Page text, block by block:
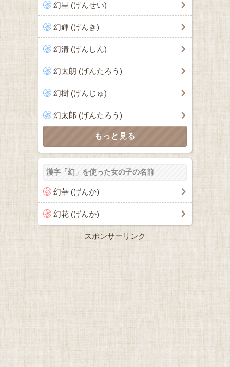
幻星 (げんせい)
幻輝 (げんき)
幻清 (げんしん)
幻太朗 (げんたろう)
幻樹 (げんじゅ)
幻太郎 (げんたろう)
漢字「幻」を使った女の子の名前
幻華 (げんか)
幻花 (げんか)
スポンサーリンク